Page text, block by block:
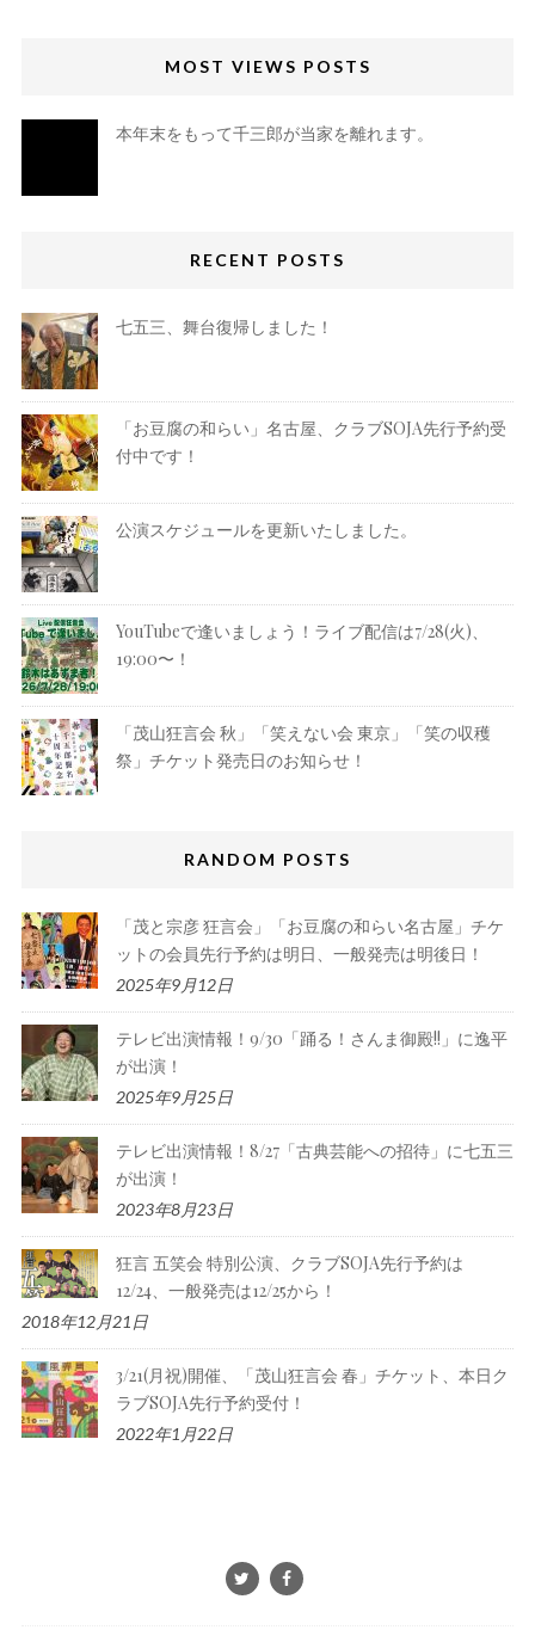
MOST VIEWS POSTS
本年末をもって千三郎が当家を離れます。
RECENT POSTS
七五三、舞台復帰しました！
「お豆腐の和らい」名古屋、クラブSOJA先行予約受
付中です！
公演スケジュールを更新いたしました。
YouTubeで逢いましょう！ライブ配信は7/28(火)、
19:00〜！
「茂山狂言会 秋」「笑えない会 東京」「笑の収穫
祭」チケット発売日のお知らせ！
RANDOM POSTS
「茂と宗彦 狂言会」「お豆腐の和らい名古屋」チケ
ットの会員先行予約は明日、一般発売は明後日！
2025年9月12日
テレビ出演情報！9/30「踊る！さんま御殿!!」に逸平
が出演！
2025年9月25日
テレビ出演情報！8/27「古典芸能への招待」に七五三
が出演！
2023年8月23日
狂言 五笑会 特別公演、クラブSOJA先行予約は
12/24、一般発売は12/25から！
2018年12月21日
3/21(月祝)開催、「茂山狂言会 春」チケット、本日ク
ラブSOJA先行予約受付！
2022年1月22日